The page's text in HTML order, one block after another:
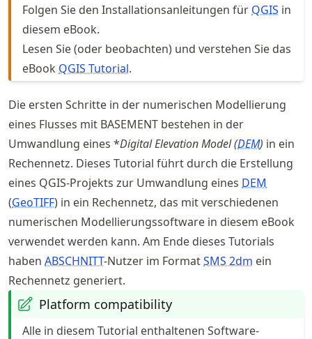
Folgen Sie den Installationsanleitungen für QGIS in
diesem eBook.
Lesen Sie (oder beobachten) und verstehen Sie das
eBook QGIS Tutorial.
Die ersten Schritte in der numerischen Modellierung
eines Flusses mit BASEMENT bestehen in der
Umwandlung eines *Digital Elevation Model (DEM) in ein
Rechennetz. Dieses Tutorial führt durch die Erstellung
eines QGIS-Projekts zur Umwandlung eines DEM
(GeoTIFF) in ein Rechennetz, das mit verschiedenen
numerischen Modellierungssoftware in diesem eBook
verwendet werden kann. Am Ende dieses Tutorials
haben ABSCHNITT-Nutzer im FormatSMS 2dm ein
Rechennetz generiert.
Platform compatibility
Alle in diesem Tutorial enthaltenen Software-